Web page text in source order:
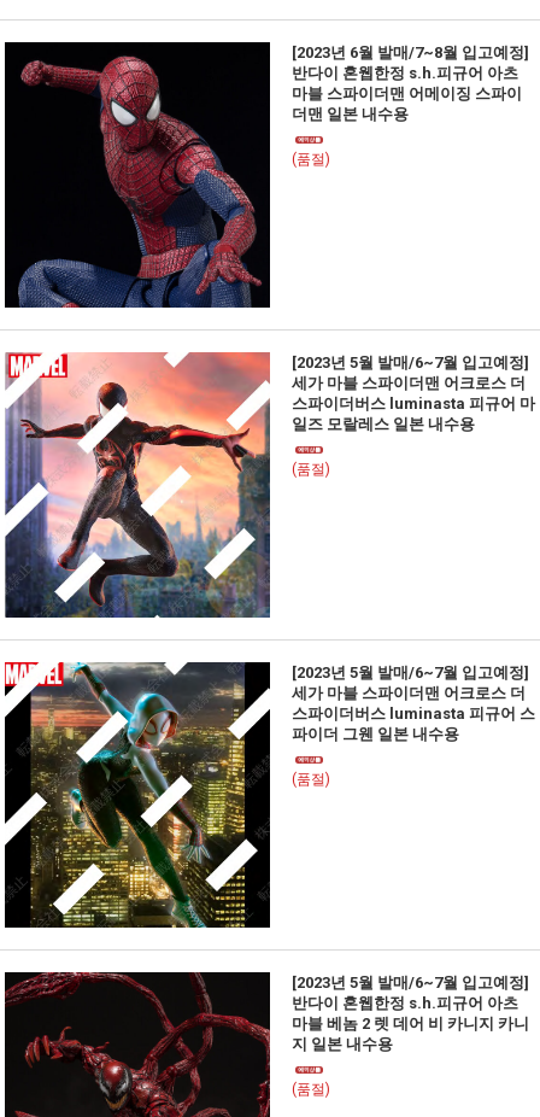
[2023년 6월 발매/7~8월 입고예정]
반다이 혼웹한정 s.h.피규어 아츠
마블 스파이더맨 어메이징 스파이
더맨 일본 내수용
(품절)
[2023년 5월 발매/6~7월 입고예정]
세가 마블 스파이더맨 어크로스 더
스파이더버스 luminasta 피규어 마
일즈 모랄레스 일본 내수용
(품절)
[2023년 5월 발매/6~7월 입고예정]
세가 마블 스파이더맨 어크로스 더
스파이더버스 luminasta 피규어 스
파이더 그웬 일본 내수용
(품절)
[2023년 5월 발매/6~7월 입고예정]
반다이 혼웹한정 s.h.피규어 아츠
마블 베놈 2 렛 데어 비 카니지 카니
지 일본 내수용
(품절)